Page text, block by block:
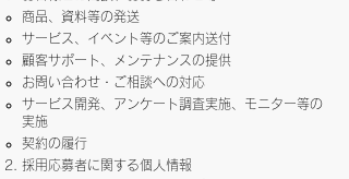
商品、資料等の発送
サービス、イベント等のご案内送付
顧客サポート、メンテナンスの提供
お問い合わせ・ご相談への対応
サービス開発、アンケート調査実施、モニター等の
実施
契約の履行
採用応募者に関する個人情報